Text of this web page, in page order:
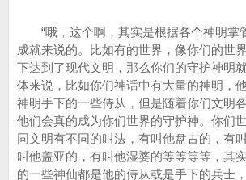
“哦，这个啊，其实是根据各个神明掌
成就来说的。比如有的世界，像你们的世
下达到了现代文明，那么你们的守护神明
体来说，比如你们神话中有大量的神明，
神明手下的一些侍从，但是随着你们文明
他们会真的成为你们世界的守护神。你们
同文明有不同的叫法，有叫他盘古的，有
叫他盖亚的，有叫他湿婆的等等等等，其
的一些神仙都是他的侍从或是手下的兵士